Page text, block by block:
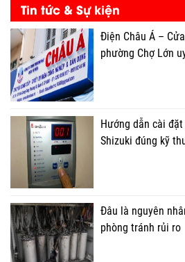
Tin tức & Sự kiện
Điện Châu Á –
phường Chợ Lớn
Hướng dẫn cài
Shizuki đúng kỹ
Đâu là nguyên
phòng tránh rủi ro